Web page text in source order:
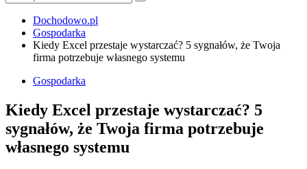
Dochodowo.pl
Gospodarka
Kiedy Excel przestaje wystarczać? 5 sygnałów, że Twoja
firma potrzebuje własnego systemu
Gospodarka
Kiedy Excel przestaje wystarczać? 5
sygnałów, że Twoja firma potrzebuje
własnego systemu